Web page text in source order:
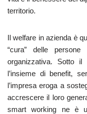
territorio.
Il welfare in azienda è
“cura” delle
organizzativa. Sotto
l’insieme di benefit,
l’impresa eroga a
accrescere il loro
smart working ne è